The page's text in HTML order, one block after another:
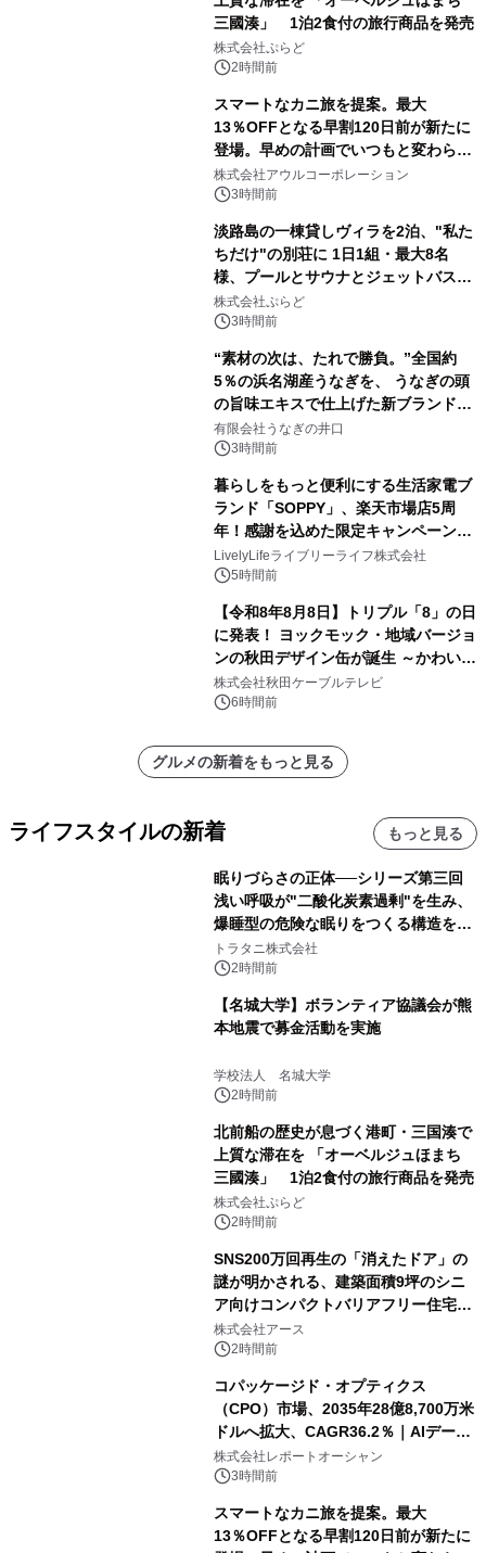
三國湊」 1泊2食付の旅行商品を発売
株式会社ぷらど
2時間前
スマートなカニ旅を提案。最大
13％OFFとなる早割120日前が新たに
登場。早めの計画でいつもと変わらぬ
大人の冬旅を。ー夕日ヶ浦温泉「佳松
苑 別邸ふうか」ー
株式会社アウルコーポレーション
3時間前
淡路島の一棟貸しヴィラを2泊、"私た
ちだけ"の別荘に 1日1組・最大8名
様、プールとサウナとジェットバス付
きで Villa Mon Temps AWAJIの連泊
素泊りプラン
株式会社ぷらど
3時間前
“素材の次は、たれで勝負。”全国約
5％の浜名湖産うなぎを、 うなぎの頭
の旨味エキスで仕上げた新ブランド
「井口の誉」誕生
有限会社うなぎの井口
3時間前
暮らしをもっと便利にする生活家電ブ
ランド「SOPPY」、楽天市場店5周
年！感謝を込めた限定キャンペーンを
8月10日より開催
LivelyLifeライブリーライフ株式会社
5時間前
【令和8年8月8日】トリプル「8」の日
に発表！ ヨックモック・地域バージョ
ンの秋田デザイン缶が誕生 ～かわいい
秋田犬の子犬と秋田の四季と名所を巡
るパッケージ～ 9月1日(火)秋田県内で
株式会社秋田ケーブルテレビ
6時間前
グルメの新着をもっと見る
ライフスタイルの新着 もっと見る
眠りづらさの正体──シリーズ第三回
浅い呼吸が"二酸化炭素過剰"を生み、
爆睡型の危険な眠りをつくる構造を解
説
トラタニ株式会社
2時間前
【名城大学】ボランティア協議会が熊
本地震で募金活動を実施
学校法人 名城大学
2時間前
北前船の歴史が息づく港町・三国湊で
上質な滞在を 「オーベルジュほまち
三國湊」 1泊2食付の旅行商品を発売
株式会社ぷらど
2時間前
SNS200万回再生の「消えたドア」の
謎が明かされる、建築面積9坪のシニ
ア向けコンパクトバリアフリー住宅が
誕生
株式会社アース
2時間前
コパッケージド・オプティクス
（CPO）市場、2035年28億8,700万米
ドルへ拡大、CAGR36.2％｜AIデータ
センター・高速光通信需要が成長を加
速
株式会社レポートオーシャン
3時間前
スマートなカニ旅を提案。最大
13％OFFとなる早割120日前が新たに